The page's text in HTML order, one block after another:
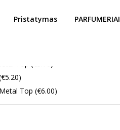
Pristatymas PARFUMERIAI
Top (€3.70)
Top (€6.00)